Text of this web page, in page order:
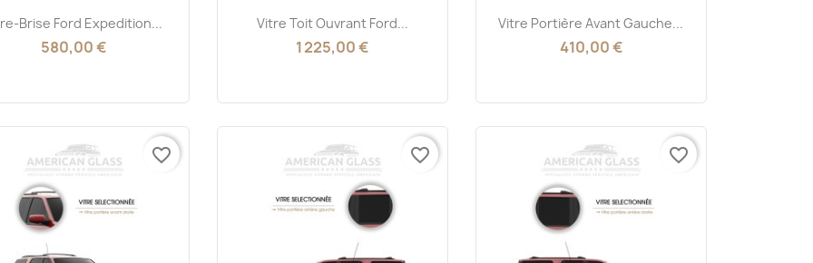
Aperçu rapide
Brise Ford Expedition...
580,00 €
Aperçu rapide
Vitre Toit Ouvrant Ford...
1 225,00 €
Aperçu rapide
Vitre Portière Avant Gauche...
410,00 €
favorite_border favorite_border favorite_border